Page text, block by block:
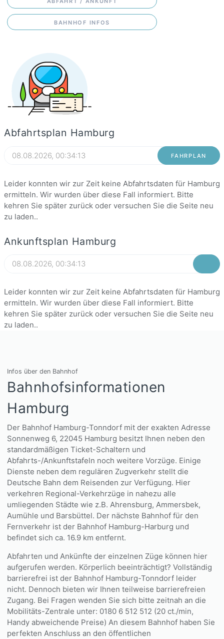
BAHNHOF INFOS
Abfahrtsplan Hamburg
FAHRPLAN
Leider konnten wir zur Zeit keine Abfahrtsdaten für Hamburg
ermitteln. Wir wurden über diese Fall informiert. Bitte
kehren Sie später zurück oder versuchen Sie die Seite neu
zu laden..
Ankunftsplan Hamburg
Leider konnten wir zur Zeit keine Abfahrtsdaten für Hamburg
ermitteln. Wir wurden über diese Fall informiert. Bitte
kehren Sie später zurück oder versuchen Sie die Seite neu
zu laden..
Infos über den Bahnhof
Bahnhofsinformationen
Hamburg
Der Bahnhof Hamburg-Tonndorf mit der exakten Adresse
Sonnenweg 6, 22045 Hamburg besitzt Ihnen neben den
standardmäßigen Ticket-Schaltern und
Abfahrts-/Ankunftstafeln noch weitere Vorzüge. Einige
Dienste neben dem regulären Zugverkehr stellt die
Deutsche Bahn dem Reisenden zur Verfügung. Hier
verkehren Regional-Verkehrzüge in nahezu alle
umliegenden Städte wie z.B. Ahrensburg, Ammersbek,
Aumühle und Barsbüttel. Der nächste Bahnhof für den
Fernverkehr ist der Bahnhof Hamburg-Harburg und
befindet sich ca. 16.9 km entfernt.
Abfahrten und Ankünfte der einzelnen Züge können hier
aufgerufen werden. Körperlich beeinträchtigt? Vollständig
barrierefrei ist der Bahnhof Hamburg-Tonndorf leider
nicht. Dennoch bieten wir Ihnen teilweise barrierefreien
Zugang. Bei Fragen wenden Sie sich bitte zeitnah an die
Mobilitäts-Zentrale unter: 0180 6 512 512 (20 ct./min,
Handy abweichende Preise) An diesem Bahnhof haben Sie
perfekten Anschluss an den öffentlichen